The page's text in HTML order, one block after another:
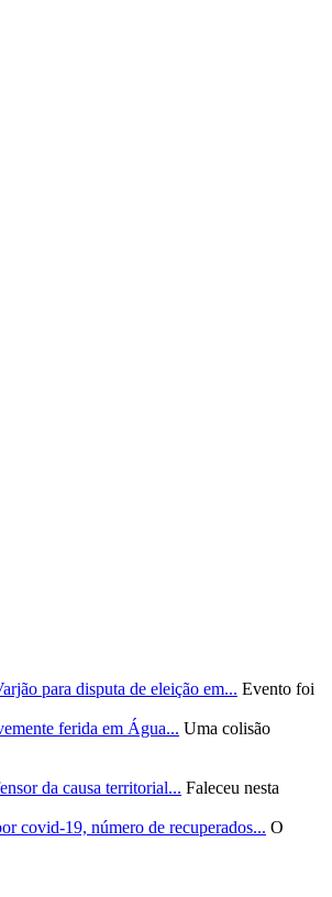
para disputa de eleição em... Evento foi
ferida em Água... Uma colisão
da causa territorial... Faleceu nesta
covid-19, número de recuperados... O